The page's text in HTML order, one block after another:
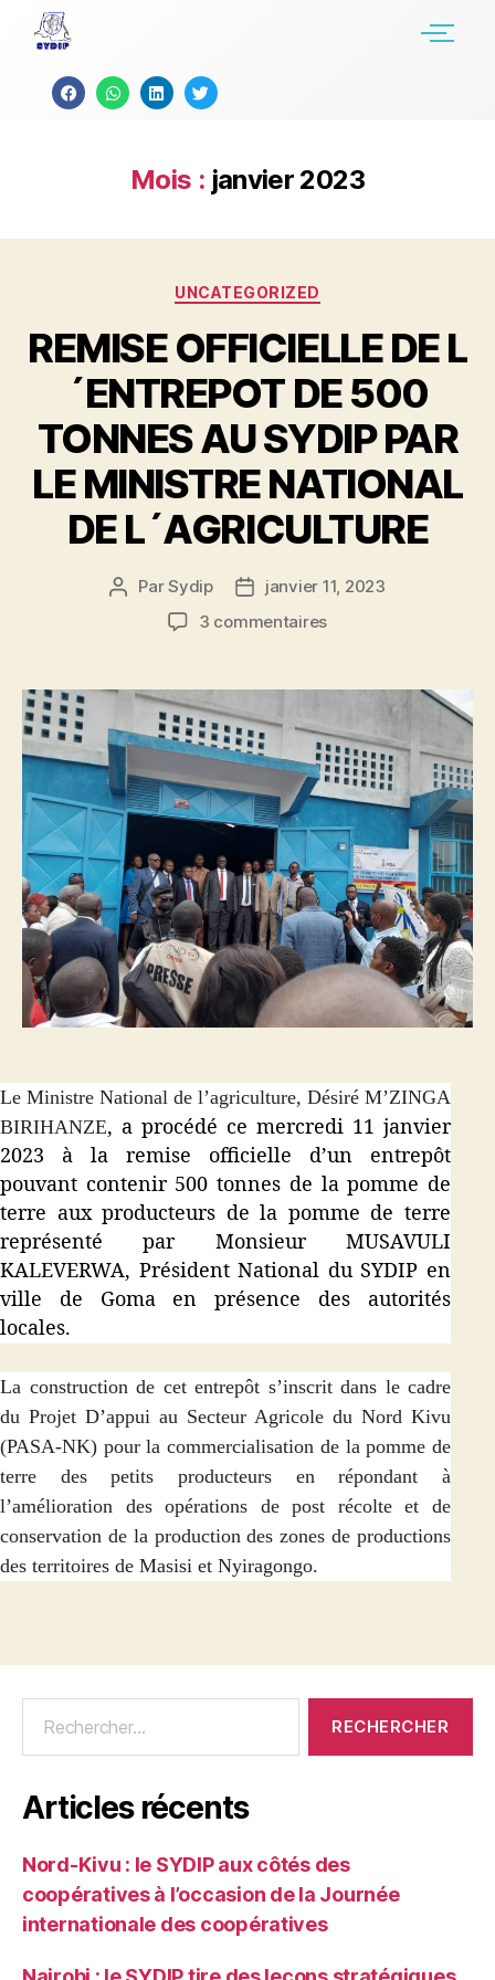
Mois : janvier 2023
UNCATEGORIZED
REMISE OFFICIELLE DE L
´ENTREPOT DE 500
TONNES AU SYDIP PAR
LE MINISTRE NATIONAL
DE L´AGRICULTURE
ParSydip
janvier 11, 2023
3 commentaires
Le Ministre National de l’agriculture, Désiré M’ZINGA
BIRIHANZE, a procédé ce mercredi 11 janvier
2023 à la remise officielle d’un entrepôt
pouvant contenir 500 tonnes de la pomme de
terre aux producteurs de la pomme de terre
représenté par Monsieur MUSAVULI
KALEVERWA, Président National du SYDIP en
ville de Goma en présence des autorités
locales.
La construction de cet entrepôt s’inscrit dans le cadre
du Projet D’appui au Secteur Agricole du Nord Kivu
(PASA-NK) pour la commercialisation de la pomme de
terre des petits producteurs en répondant à
l’amélioration des opérations de post récolte et de
conservation de la production des zones de productions
des territoires de Masisi et Nyiragongo.
Articles récents
Nord-Kivu : le SYDIP aux côtés des
coopératives à l’occasion de la Journée
internationale des coopératives